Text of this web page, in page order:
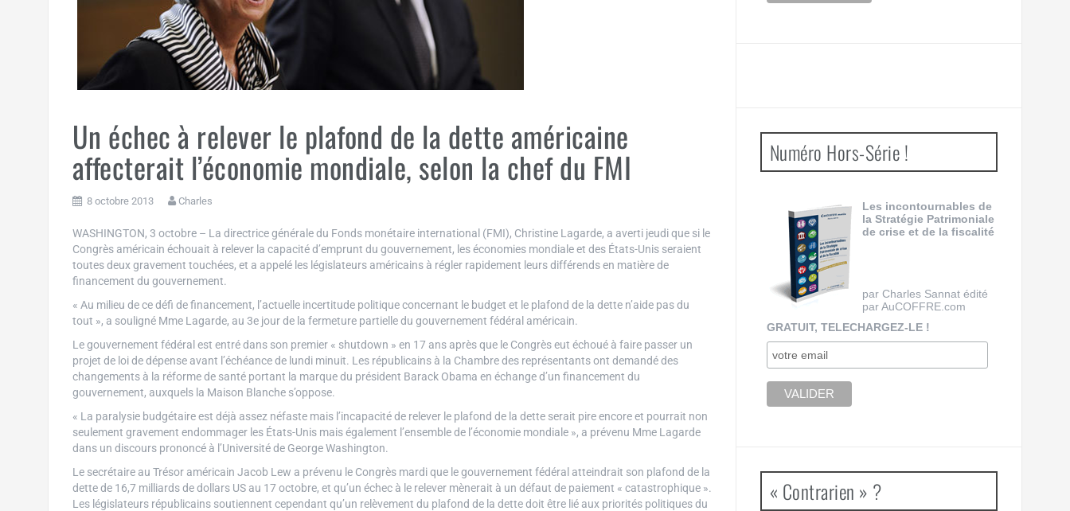
Un échec à relever le plafond de la dette américaine
affecterait l’économie mondiale, selon la chef du FMI
8 octobre 2013 Charles
WASHINGTON, 3 octobre – La directrice générale du Fonds monétaire international (FMI), Christine Lagarde, a averti jeudi que si le
Congrès américain échouait à relever la capacité d’emprunt du gouvernement, les économies mondiale et des États-Unis seraient
toutes deux gravement touchées, et a appelé les législateurs américains à régler rapidement leurs différends en matière de
financement du gouvernement.
« Au milieu de ce défi de financement, l’actuelle incertitude politique concernant le budget et le plafond de la dette n’aide pas du
tout », a souligné Mme Lagarde, au 3e jour de la fermeture partielle du gouvernement fédéral américain.
Le gouvernement fédéral est entré dans son premier « shutdown » en 17 ans après que le Congrès eut échoué à faire passer un
projet de loi de dépense avant l’échéance de lundi minuit. Les républicains à la Chambre des représentants ont demandé des
changements à la réforme de santé portant la marque du président Barack Obama en échange d’un financement du
gouvernement, auxquels la Maison Blanche s’oppose.
« La paralysie budgétaire est déjà assez néfaste mais l’incapacité de relever le plafond de la dette serait pire encore et pourrait non
seulement gravement endommager les États-Unis mais également l’ensemble de l’économie mondiale », a prévenu Mme Lagarde
dans un discours prononcé à l’Université de George Washington.
Le secrétaire au Trésor américain Jacob Lew a prévenu le Congrès mardi que le gouvernement fédéral atteindrait son plafond de la
dette de 16,7 milliards de dollars US au 17 octobre, et qu’un échec à le relever mènerait à un défaut de paiement « catastrophique ».
Les législateurs républicains soutiennent cependant qu’un relèvement du plafond de la dette doit être lié aux priorités politiques du
Numéro Hors-Série !
Les incontournables de
la Stratégie Patrimoniale
de crise et de la fiscalité
par Charles Sannat édité
par AuCOFFRE.com
GRATUIT, TELECHARGEZ-LE !
« Contrarien » ?